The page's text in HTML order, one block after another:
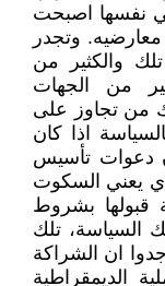
نفسها اصبحت
وتجدر
والكثير من
من الجهات
من تجاوز على
اذا كان
دعوات تأسيس
يعني السكوت
بشروط
السياسة، تلك
ان الشراكة
الديمقراطية